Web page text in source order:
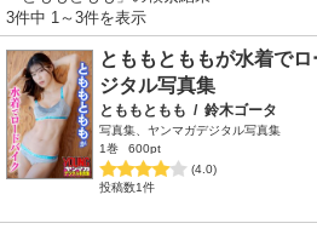
3件中 1～3件を表示
とももとももが水着で
ジタル写真集
とももともも / 鈴木ゴータ
写真集、ヤンマガデジタル写真集
1巻
600pt
(4.0)
投稿数1件